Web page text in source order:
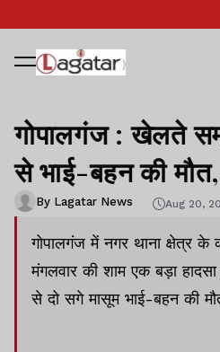
गोपालगंज : खेलते
से भाई-बहन की
By Lagatar News Aug 20,
गोपालगंज में नगर थाना क्षेत्र के
मंगलवार की शाम एक बड़ा
से दो सगे मासूम भाई-बहन की